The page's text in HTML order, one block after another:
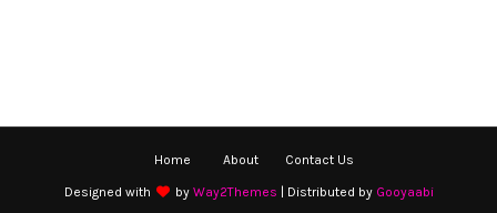
Home About Contact Us
Designed with by Way2Themes | Distributed by Gooyaabi